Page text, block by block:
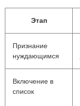
Этап
Признание
нуждающимся
Включение в
список